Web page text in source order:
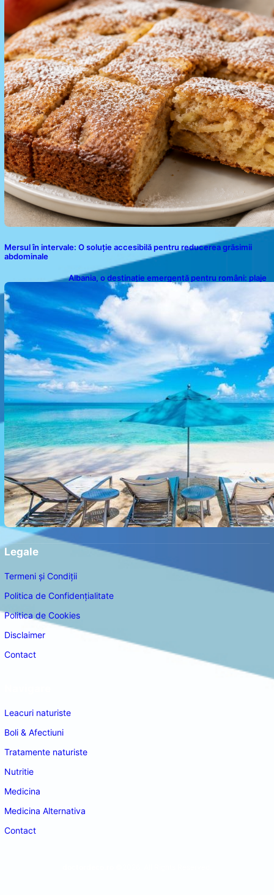
Mersul în intervale: O soluție accesibilă pentru reducerea grăsimii
abdominale
Albania, o destinație emergentă pentru români: plaje
spectaculoase, ape turcoaz și prețuri accesibile
Legale
Termeni și Condiții
Politica de Confidențialitate
Politica de Cookies
Disclaimer
Contact
Leacuri naturiste
Boli & Afectiuni
Tratamente naturiste
Nutritie
Medicina
Medicina Alternativa
Contact